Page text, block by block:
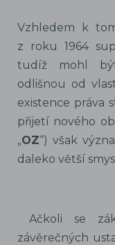
Vzhledem k
z roku 1964
tudíž mohl
odlišnou od
existence práva
přijetí nového
„OZ“) však
daleko větší
Ačkoli se
závěrečných